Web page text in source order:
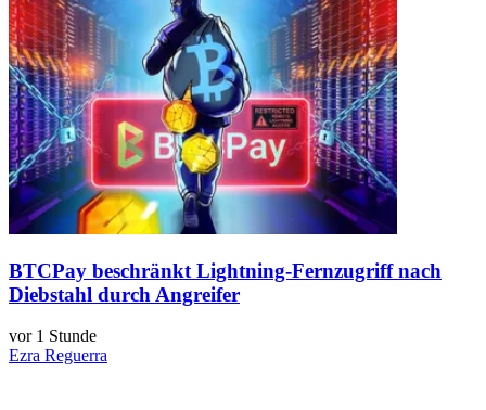
BTCPay beschränkt Lightning-Fernzugriff nach
Diebstahl durch Angreifer
vor 1 Stunde
Ezra Reguerra